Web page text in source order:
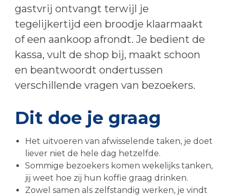
gastvrij ontvangt terwijl je
tegelijkertijd een broodje klaarmaakt
of een aankoop afrondt. Je bedient de
kassa, vult de shop bij, maakt schoon
en beantwoordt ondertussen
verschillende vragen van bezoekers.
Dit doe je graag
Het uitvoeren van afwisselende taken, je doet
liever niet de hele dag hetzelfde.
Sommige bezoekers komen wekelijks tanken,
jij weet hoe zij hun koffie graag drinken.
Zowel samen als zelfstandig werken, je vindt